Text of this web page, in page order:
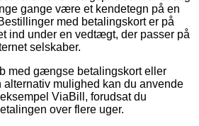
gange være et kendetegn på en
med betalingskort er på
ind under en vedtægt, der passer på
selskaber.
med gængse betalingskort eller
alternativ mulighed kan du anvende
ViaBill, forudsat du
over flere uger.